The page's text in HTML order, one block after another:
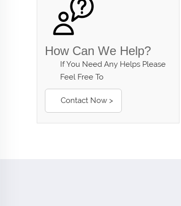
How Can We Help?
If You Need Any Helps Please
Feel Free To
Contact Now >